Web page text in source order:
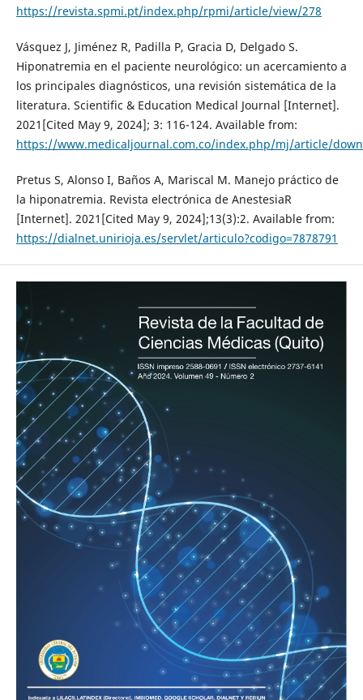
https://revista.spmi.pt/index.php/rpmi/article/view/278
Vásquez J, Jiménez R, Padilla P, Gracia D, Delgado S.
Hiponatremia en el paciente neurológico: un acercamiento a
los principales diagnósticos, una revisión sistemática de la
literatura. Scientific & Education Medical Journal [Internet].
2021[Cited May 9, 2024]; 3: 116-124. Available from:
https://www.medicaljournal.com.co/index.php/mj/article/
Pretus S, Alonso I, Baños A, Mariscal M. Manejo práctico de
la hiponatremia. Revista electrónica de AnestesiaR
[Internet]. 2021[Cited May 9, 2024];13(3):2. Available from:
https://dialnet.unirioja.es/servlet/articulo?codigo=7878791